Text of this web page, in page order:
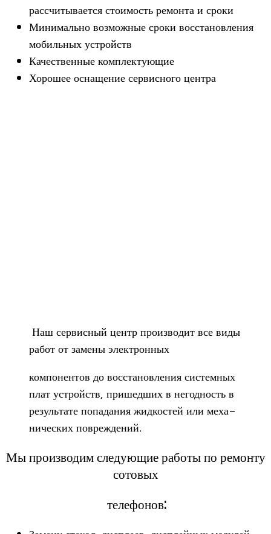
рас­счи­ты­ва­ется сто­и­мость ремонта и сроки
Мини­мально воз­мож­ные сроки вос­ста­нов­ле­ния
мобиль­ных устройств
Каче­ствен­ные комплектующие
Хоро­шее осна­ще­ние сер­вис­ного центра
Наш сер­вис­ный центр про­из­во­дит все виды
работ от замены электронных
ком­по­нен­тов до вос­ста­нов­ле­ния систем­ных
плат устройств, при­шед­ших в негод­ность в
резуль­тате попа­да­ния жид­ко­стей или меха­
ни­че­ских повреждений.
Мы производим следующие работы по ремонту
сотовых
телефонов: